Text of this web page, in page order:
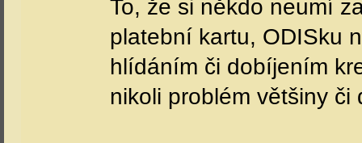
To, že si někdo neumí
platební kartu, ODISku
hlídáním či dobíjením
nikoli problém většiny či